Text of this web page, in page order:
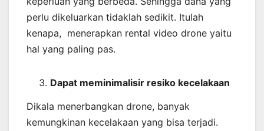
perlu dikeluarkan tidaklah sedikit. Itulah
kenapa, menerapkan rental video drone yaitu
hal yang paling pas.
Dapat meminimalisir resiko kecelakaan
Dikala menerbangkan drone, banyak
kemungkinan kecelakaan yang bisa terjadi.